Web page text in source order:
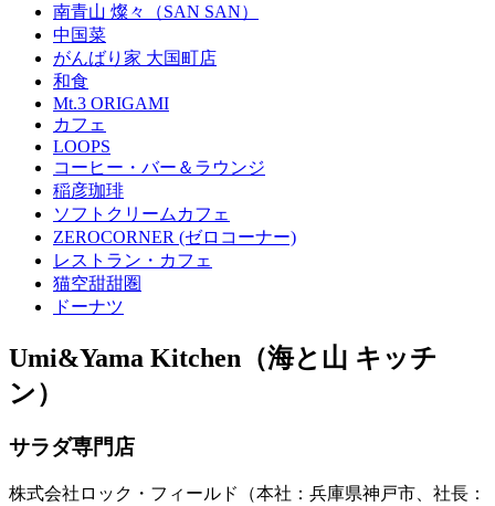
南青山 燦々（SAN SAN）
中国菜
がんばり家 大国町店
和食
Mt.3 ORIGAMI
カフェ
LOOPS
コーヒー・バー＆ラウンジ
稲彦珈琲
ソフトクリームカフェ
ZEROCORNER (ゼロコーナー)
レストラン・カフェ
猫空甜甜圏
ドーナツ
Umi&Yama Kitchen（海と山 キッチ
ン）
サラダ専門店
株式会社ロック・フィールド（本社：兵庫県神戸市、社長：